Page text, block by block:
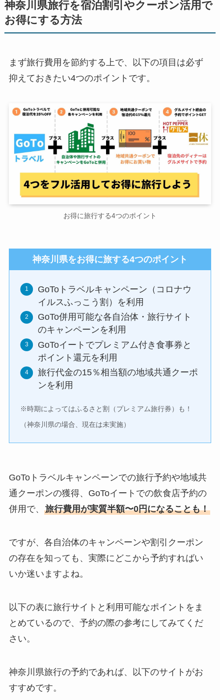
神奈川県旅行を宿泊割引やクーポン活用で
お得にする方法
まず旅行費用を節約する上で、以下の項目は必ず
抑えておきたい4つのポイントです。
お得に旅行する4つのポイント
神奈川県をお得に旅する4つのポイント
GoToトラベルキャンペーン（コロナウ
イルスふっこう割）を利用
GoTo併用可能な各自治体・旅行サイト
のキャンペーンを利用
GoToイートでプレミアム付き食事券と
ポイント還元を利用
旅行代金の15％相当額の地域共通クーポ
ンを利用
※時期によってはふるさと割（プレミアム旅行券）も！
（神奈川県の場合、現在は未実施）
GoToトラベルキャンペーンでの旅行予約や地域共
通クーポンの獲得、GoToイートでの飲食店予約の
併用で、 旅行費用が実質半額〜0円になることも！
ですが、各自治体のキャンペーンや割引クーポン
の存在を知っても、実際にどこから予約すればい
いか迷いますよね。
以下の表に旅行サイトと利用可能なポイントをま
とめているので、予約の際の参考にしてみてくだ
さい。
神奈川県旅行の予約であれば、以下のサイトがお
すすめです。